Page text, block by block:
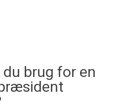
brug for en